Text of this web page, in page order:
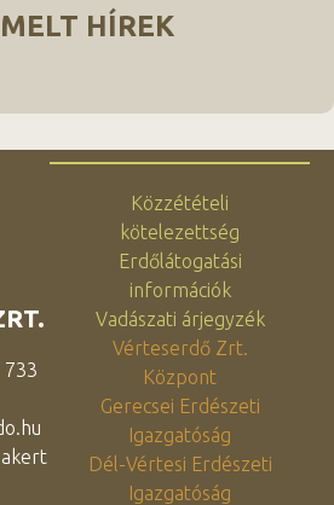
HÍREK
733
Közzétételi
kötelezettség
Erdőlátogatási
információk
Vadászati árjegyzék
Vérteserdő Zrt.
Központ
Gerecsei Erdészeti
Igazgatóság
Dél-Vértesi Erdészeti
Igazgatóság